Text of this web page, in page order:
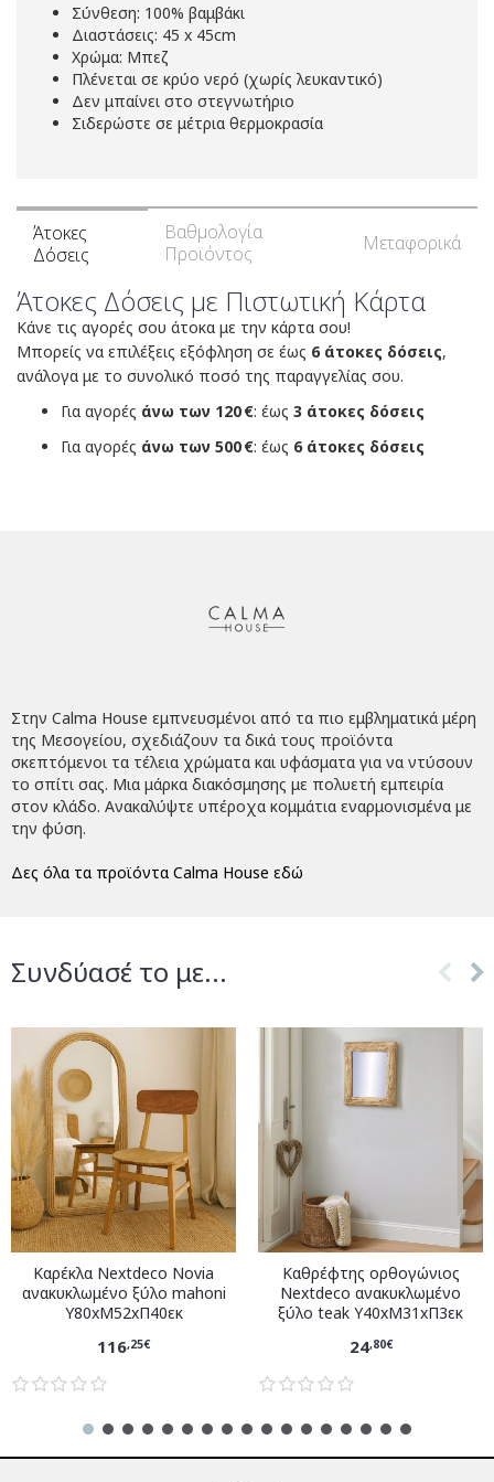
Σύνθεση: 100% βαμβάκι
Διαστάσεις: 45 x 45cm
Χρώμα: Μπεζ
Πλένεται σε κρύο νερό (χωρίς λευκαντικό)
Δεν μπαίνει στο στεγνωτήριο
Σιδερώστε σε μέτρια θερμοκρασία
Άτοκες
Δόσεις
Βαθμολογία
Προϊόντος
Μεταφορικά
Άτοκες Δόσεις με Πιστωτική Κάρτα
Κάνε τις αγορές σου άτοκα με την κάρτα σου!
Μπορείς να επιλέξεις εξόφληση σε έως 6 άτοκες δόσεις,
ανάλογα με το συνολικό ποσό της παραγγελίας σου.
Για αγορές άνω των 120 €: έως 3 άτοκες δόσεις
Για αγορές άνω των 500 €: έως 6 άτοκες δόσεις
Στην Calma House εμπνευσμένοι από τα πιο εμβληματικά μέρη
της Μεσογείου, σχεδιάζουν τα δικά τους προϊόντα
σκεπτόμενοι τα τέλεια χρώματα και υφάσματα για να ντύσουν
το σπίτι σας. Μια μάρκα διακόσμησης με πολυετή εμπειρία
στον κλάδο. Ανακαλύψτε υπέροχα κομμάτια εναρμονισμένα με
την φύση.
Δες όλα τα προϊόντα Calma House εδώ
Συνδύασέ το με...
Καρέκλα Nextdeco Novia
ανακυκλωμένο ξύλο mahoni
Υ80xM52xΠ40εκ
116,25€
Καθρέφτης ορθογώνιος
Nextdeco ανακυκλωμένο
ξύλο teak Υ40xM31xΠ3εκ
24,80€